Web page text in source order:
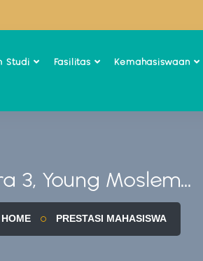
Studi Fasilitas Kemahasiswaan
3, Young Moslem...
HOME PRESTASI MAHASISWA